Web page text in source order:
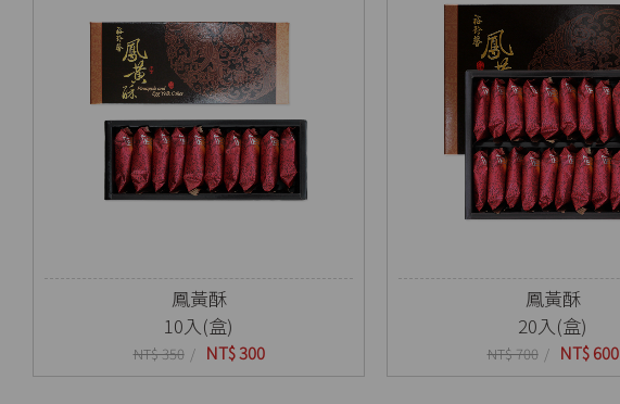
鳳黃酥
10入(盒)
NT$ 350 NT$ 300
鳳黃酥
20入(盒)
NT$ 700 NT$ 600